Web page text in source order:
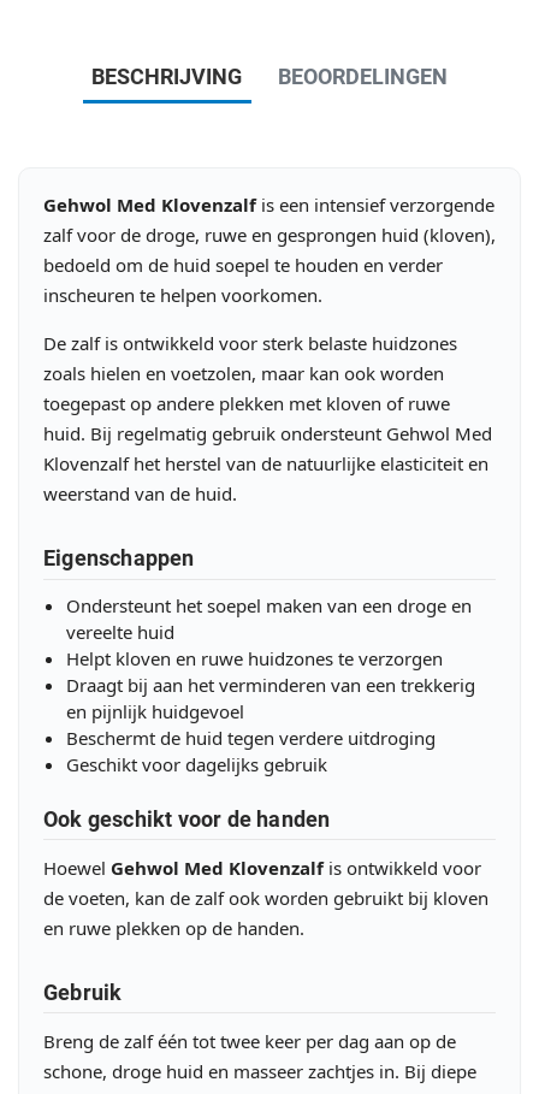
BESCHRIJVING BEOORDELINGEN
Gehwol Med Klovenzalfis een intensief verzorgende
zalf voor de droge, ruwe en gesprongen huid (kloven),
bedoeld om de huid soepel te houden en verder
inscheuren te helpen voorkomen.
De zalf is ontwikkeld voor sterk belaste huidzones
zoals hielen en voetzolen, maar kan ook worden
toegepast op andere plekken met kloven of ruwe
huid. Bij regelmatig gebruik ondersteunt Gehwol Med
Klovenzalf het herstel van de natuurlijke elasticiteit en
weerstand van de huid.
Eigenschappen
Ondersteunt het soepel maken van een droge en
vereelte huid
Helpt kloven en ruwe huidzones te verzorgen
Draagt bij aan het verminderen van een trekkerig
en pijnlijk huidgevoel
Beschermt de huid tegen verdere uitdroging
Geschikt voor dagelijks gebruik
Ook geschikt voor de handen
Hoewel Gehwol Med Klovenzalfis ontwikkeld voor
de voeten, kan de zalf ook worden gebruikt bij kloven
en ruwe plekken op de handen.
Gebruik
Breng de zalf één tot twee keer per dag aan op de
schone, droge huid en masseer zachtjes in. Bij diepe